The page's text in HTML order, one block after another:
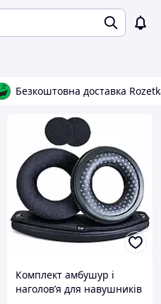
Безкоштовна доставка
Комплект амбушур і
наголовʼя для навушників